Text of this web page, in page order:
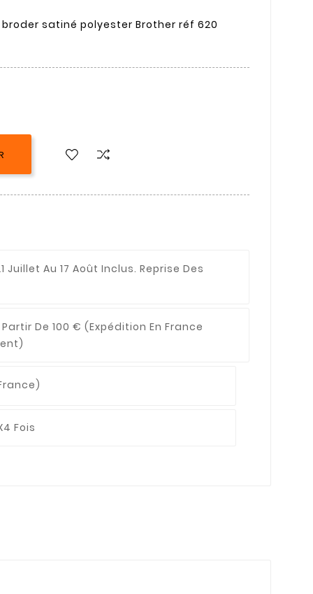
satiné polyester Brother réf 620
Juillet Au 17 Août Inclus. Reprise Des
De 100 € (expédition En France
Fois